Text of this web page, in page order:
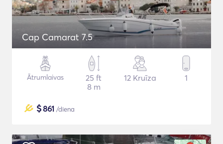
Cap Camarat 7.5
Ātrumlaivas
25 ft
8 m
12 Kruīza 1
$861 /diena